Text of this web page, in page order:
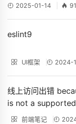
2025-01-14
eslint9
UI框架 2024-
线上访问出错 because its MIME type (‘application/json’)
is not a
ME checking is
前端笔记